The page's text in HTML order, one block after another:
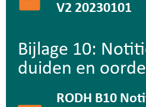
V2 20230101
Bijlage 10:
duiden en
RODH B10